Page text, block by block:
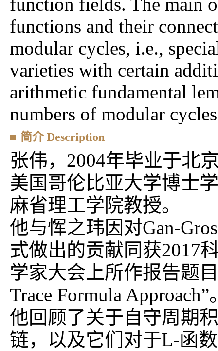
function fields. The main
functions and their
modular cycles, i.e.,
varieties with certain
arithmetic fundamental
numbers of modular
简介 Description
张伟，2004年毕业于北
美国哥伦比亚大学博士
麻省理工学院教授。
他与恽之玮因对Gan-
式做出的贡献同获2017
学家大会上所作报告题目
Trace Formula
他回顾了关于自守周期
链，以及它们对于L-函